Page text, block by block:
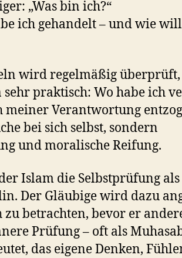
„Was bin ich?“
ich gehandelt – und wie
wird regelmäßig
praktisch: Wo habe ich
meiner Verantwortung
bei sich selbst, sondern
und moralische Reifung.
Islam die Selbstprüfung als
Der Gläubige wird dazu
zu betrachten, bevor er
Prüfung – oft als
das eigene Denken,